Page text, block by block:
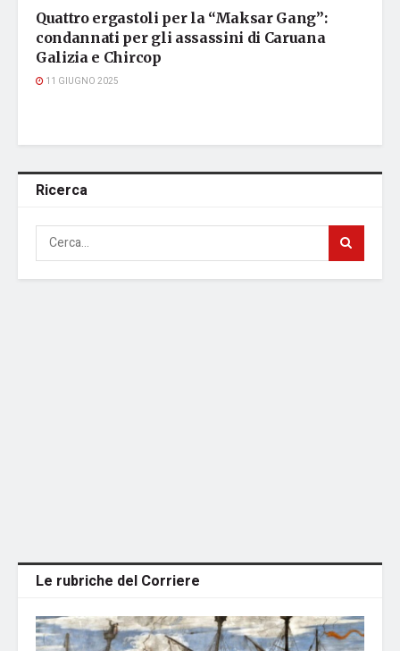
Quattro ergastoli per la “Maksar Gang”:
condannati per gli assassini di Caruana
Galizia e Chircop
11 GIUGNO 2025
Ricerca
Le rubriche del Corriere